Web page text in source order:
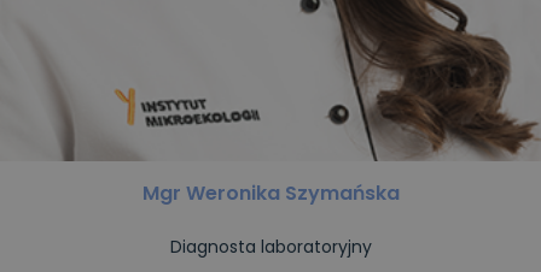
Mgr Weronika Szymańska
Diagnosta laboratoryjny